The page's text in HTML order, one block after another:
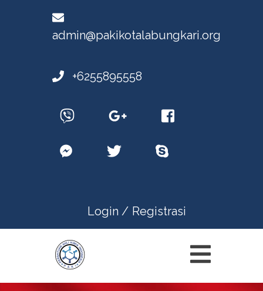
admin@pakikotalabungkari.org
+6255895558
Login / Registrasi